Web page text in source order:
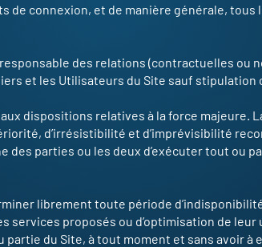
de connexion, et de manière générale,
des relations (contractuelles ou
et les Utilisateurs du Site sauf stipulation
dispositions relatives à la force majeure.
d’irrésistibilité et d’imprévisibilité
des parties ou les deux d’exécuter tout ou
librement toute période
services proposés ou d’optimisation de
du Site, à tout moment et sans avoir à